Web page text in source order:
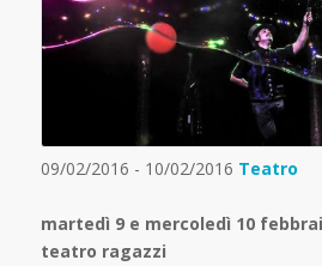
09/02/2016 - 10/02/2016 Teatro
martedì 9 e mercoledì 10
teatro ragazzi